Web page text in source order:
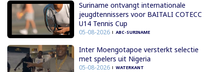
Suriname ontvangt internationale
jeugdtennissers voor BAITALI COTECC
U14 Tennis Cup
05-08-2026 ABC-SURINAME
Inter Moengotapoe versterkt selectie
met spelers uit Nigeria
05-08-2026 WATERKANT